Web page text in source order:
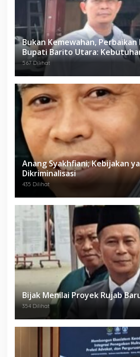
Bukan Kemewahan,
Bupati Barito Utara:
567 Dilihat
Anang Syakhfiani; Kebijakan
Dikriminalisasi
435 Dilihat
Bijak Menilai Proyek Rujab
354 Dilihat